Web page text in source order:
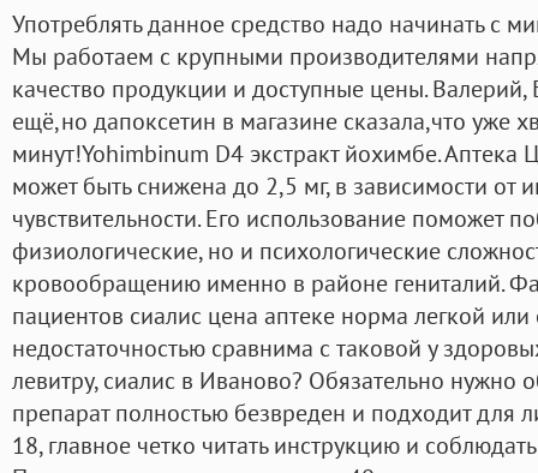
Употреблять данное средство надо начинать с
Мы работаем с крупными производителями
качество продукции и доступные цены.
ещё,но дапоксетин в магазине сказала,что уже
минут!Yohimbinum D4 экстракт йохимбе. Аптека
может быть снижена до 2,5 мг, в зависимости от
чувствительности. Его использование поможет
физиологические, но и психологические
кровообращению именно в районе гениталий.
пациентов сиалис цена аптеке норма легкой
недостаточностью сравнима с таковой у
левитру, сиалис в Иваново? Обязательно нужно
препарат полностью безвреден и подходит для
18, главное четко читать инструкцию и